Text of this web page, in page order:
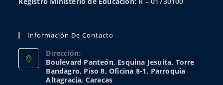
Información De Contacto
Dirección:
Boulevard Panteón, Esquina Jesuita, Torre
Bandagro, Piso 8, Oficina 8-1, Parroquia
Altagracia, Caracas